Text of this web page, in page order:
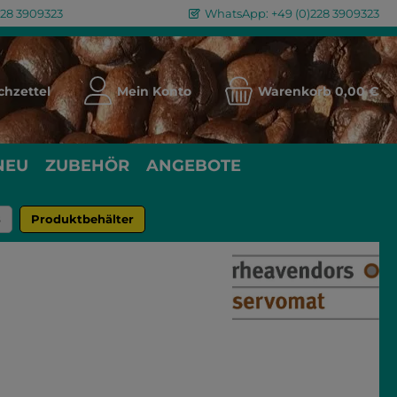
3909323 WhatsApp: +49 (0)228 3909323
Du hast 0 Produkte auf dem Merkzettel
Mein Konto Warenkorb 0,00 €
ZUBEHÖR ANGEBOTE
Produktbehälter